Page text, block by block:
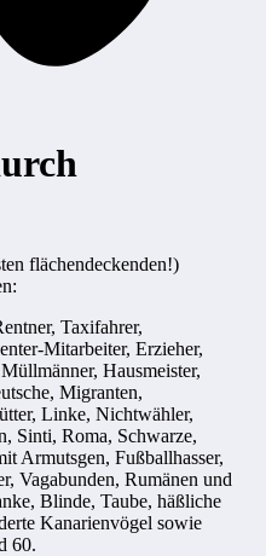
flächendeckenden!)
Taxifahrer,
Mitarbeiter, Erzieher,
Hausmeister,
Migranten,
Linke, Nichtwähler,
Sinti, Roma, Schwarze,
Armutsgen, Fußballhasser,
Vagabunden, Rumänen und
Blinde, Taube, häßliche
Kanarienvögel sowie
60.